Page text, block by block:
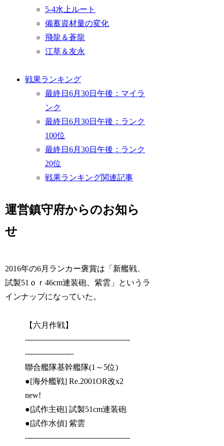
5-4水上ルート
備蓄資材量の変化
飛龍＆蒼龍
江草＆友永
戦果ランキング
最終日6月30日午後：マイラ
ンク
最終日6月30日午後：ランク
100位
最終日6月30日午後：ランク
20位
戦果ランキング関連記事
運営鎮守府からのお知ら
せ
2016年の6月ランカー褒賞は「新艦戦、
試製51ｏｒ46cm連装砲、紫雲」というラ
インナップになっていた。
【六月作戦】
------------------------------------------
------------------–
聯合艦隊基幹艦隊(1～5位)
●[海外艦戦] Re.2001OR改x2
new!
●[試作主砲] 試製51cm連装砲
●[試作水偵] 紫雲
------------------------------------------